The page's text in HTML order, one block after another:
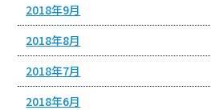
2018年9月
2018年8月
2018年7月
2018年6月